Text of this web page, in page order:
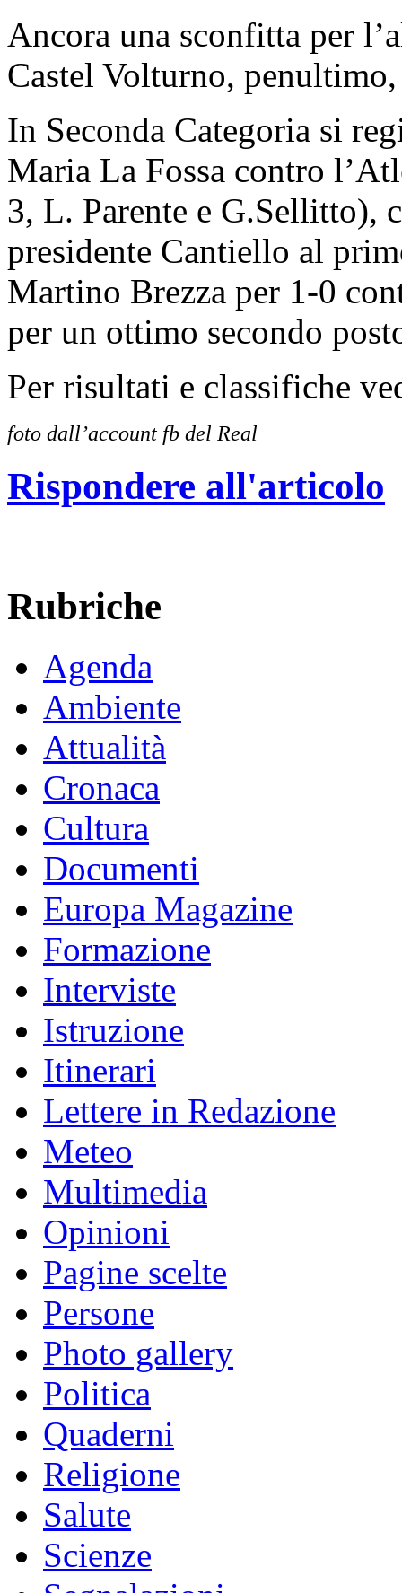
Ancora una sconfitta per
Castel Volturno,
In Seconda Categoria si
Maria La Fossa contro
3, L. Parente e G.Sellitto),
presidente Cantiello al
Martino Brezza per 1-0
per un ottimo secondo
Per risultati e classifiche
foto dall’account fb del Real
Rispondere all'articolo
Rubriche
Agenda
Ambiente
Attualità
Cronaca
Cultura
Documenti
Europa Magazine
Formazione
Interviste
Istruzione
Itinerari
Lettere in Redazione
Meteo
Multimedia
Opinioni
Pagine scelte
Persone
Photo gallery
Politica
Quaderni
Religione
Salute
Scienze